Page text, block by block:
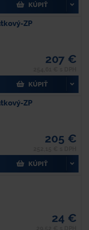
KÚPIŤ
ZP
207 €
KÚPIŤ
ZP
205 €
KÚPIŤ
24 €